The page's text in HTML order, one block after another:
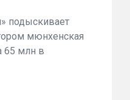
подыскивает
мюнхенская
65 млн в